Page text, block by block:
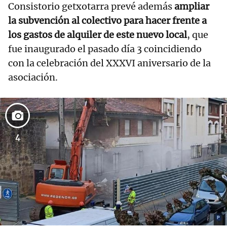
Consistorio getxotarra prevé ademásampliar
la subvención al colectivo para hacer frente a
los gastos de alquiler de este nuevo local, que
fue inaugurado el pasado día 3 coincidiendo
con la celebración del XXXVI aniversario de la
asociación.
4